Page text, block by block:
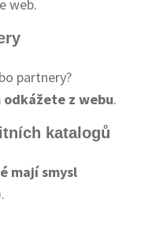
web.
partnery?
z webu.
katalogů
mají smysl